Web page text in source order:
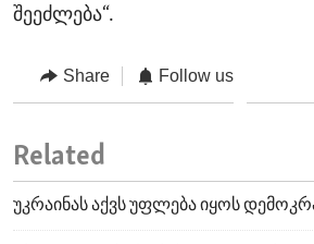
შეეძლება“.
Share Follow us
Related
უკრაინას აქვს უფლება იყოს